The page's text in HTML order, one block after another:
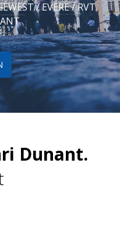
/EVERE/RVT
Dunant.